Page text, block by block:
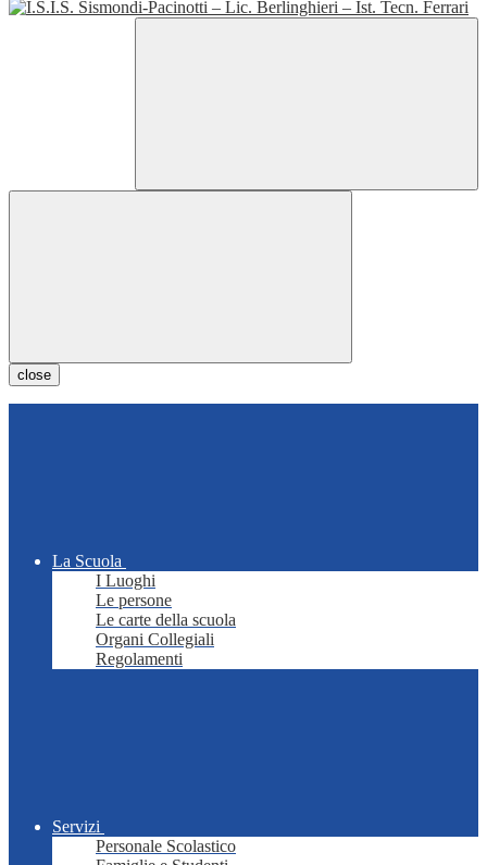
close
La Scuola
I Luoghi
Le persone
Le carte della scuola
Organi Collegiali
Regolamenti
Servizi
Personale Scolastico